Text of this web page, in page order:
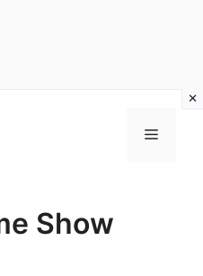
MENU
Show